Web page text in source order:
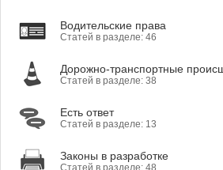
Водительские права
Статей в разделе: 46
Дорожно-транспортные
Статей в разделе: 38
Есть ответ
Статей в разделе: 13
Законы в разработке
Статей в разделе: 48